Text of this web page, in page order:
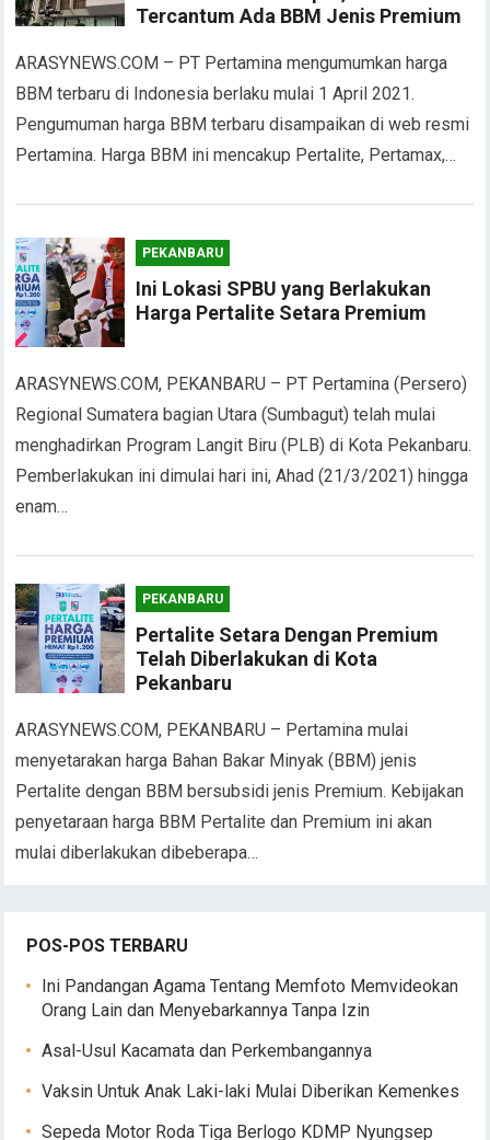
Tercantum Ada BBM Jenis Premium
ARASYNEWS.COM – PT Pertamina mengumumkan harga
BBM terbaru di Indonesia berlaku mulai 1 April 2021.
Pengumuman harga BBM terbaru disampaikan di web resmi
Pertamina. Harga BBM ini mencakup Pertalite, Pertamax,…
PEKANBARU
Ini Lokasi SPBU yang Berlakukan
Harga Pertalite Setara Premium
ARASYNEWS.COM, PEKANBARU – PT Pertamina (Persero)
Regional Sumatera bagian Utara (Sumbagut) telah mulai
menghadirkan Program Langit Biru (PLB) di Kota Pekanbaru.
Pemberlakukan ini dimulai hari ini, Ahad (21/3/2021) hingga
enam…
PEKANBARU
Pertalite Setara Dengan Premium
Telah Diberlakukan di Kota
Pekanbaru
ARASYNEWS.COM, PEKANBARU – Pertamina mulai
menyetarakan harga Bahan Bakar Minyak (BBM) jenis
Pertalite dengan BBM bersubsidi jenis Premium. Kebijakan
penyetaraan harga BBM Pertalite dan Premium ini akan
mulai diberlakukan dibeberapa…
POS-POS TERBARU
Ini Pandangan Agama Tentang Memfoto Memvideokan
Orang Lain dan Menyebarkannya Tanpa Izin
Asal-Usul Kacamata dan Perkembangannya
Vaksin Untuk Anak Laki-laki Mulai Diberikan Kemenkes
Sepeda Motor Roda Tiga Berlogo KDMP Nyungsep